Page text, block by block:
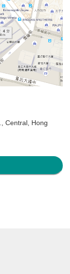
Central, Hong